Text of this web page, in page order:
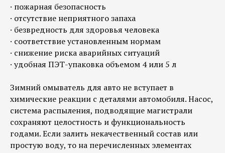
· пожарная безопасность
· отсутствие неприятного запаха
· безвредность для здоровья человека
· соответствие установленным нормам
· снижение риска аварийных ситуаций
· удобная ПЭТ-упаковка объемом 4 или 5 л
Зимний омыватель для авто не вступает в
химические реакции с деталями автомобиля. Насос,
система распыления, подводящие магистрали
сохраняют целостность и функциональность
годами. Если залить некачественный состав или
простую воду, то на перечисленных элементах